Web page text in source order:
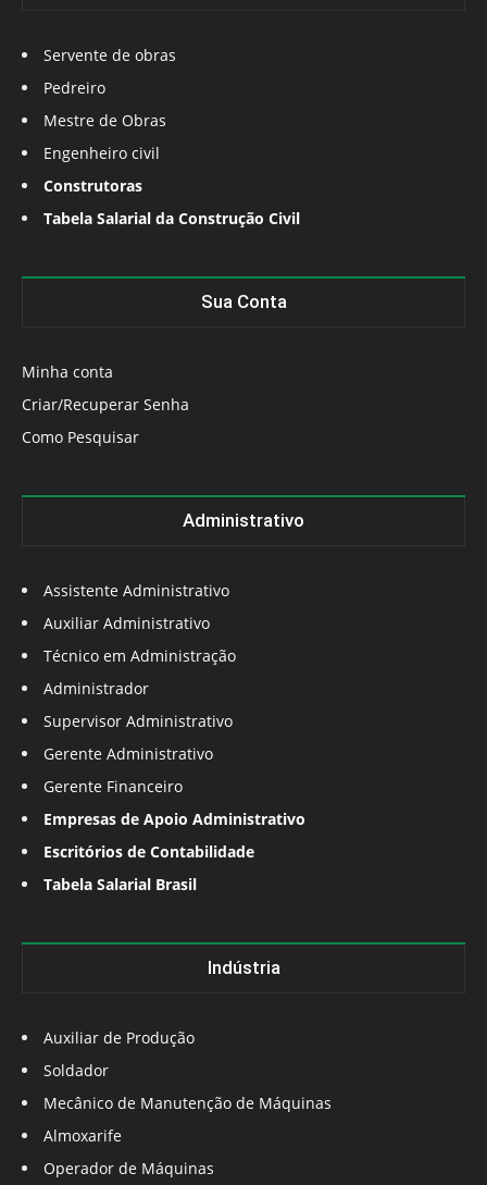
Servente de obras
Pedreiro
Mestre de Obras
Engenheiro civil
Construtoras
Tabela Salarial da Construção Civil
Sua Conta
Minha conta
Criar/Recuperar Senha
Como Pesquisar
Administrativo
Assistente Administrativo
Auxiliar Administrativo
Técnico em Administração
Administrador
Supervisor Administrativo
Gerente Administrativo
Gerente Financeiro
Empresas de Apoio Administrativo
Escritórios de Contabilidade
Tabela Salarial Brasil
Indústria
Auxiliar de Produção
Soldador
Mecânico de Manutenção de Máquinas
Almoxarife
Operador de Máquinas